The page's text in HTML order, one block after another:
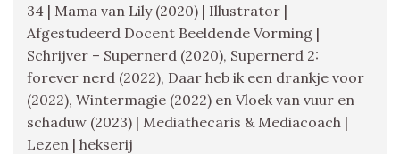
34 | Mama van Lily (2020) | Illustrator |
Afgestudeerd Docent Beeldende Vorming |
Schrijver – Supernerd (2020), Supernerd 2:
forever nerd (2022), Daar heb ik een drankje voor
(2022), Wintermagie (2022) en Vloek van vuur en
schaduw (2023) | Mediathecaris & Mediacoach |
Lezen | hekserij